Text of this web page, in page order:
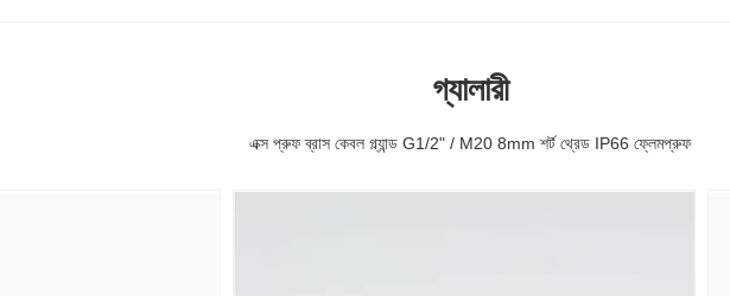
গ্যালারী
এক্স প্রুফ ব্রাস কেবল গ্ল্যান্ড G1/2" / M20 8mm শর্ট থ্রেড IP66 ফ্লেমপ্রুফ